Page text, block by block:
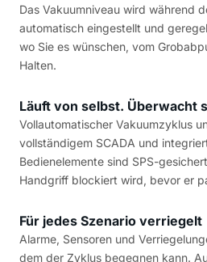
Das Vakuumniveau wird während
automatisch eingestellt und
wo Sie es wünschen, vom
Halten.
Läuft von selbst. Überwacht
Vollautomatischer Vakuumzyklus
vollständigem SCADA und
Bedienelemente sind SPS-
Handgriff blockiert wird, bevor er
Für jedes Szenario verriegelt
Alarme, Sensoren und
dem der Zyklus begegnen kann.